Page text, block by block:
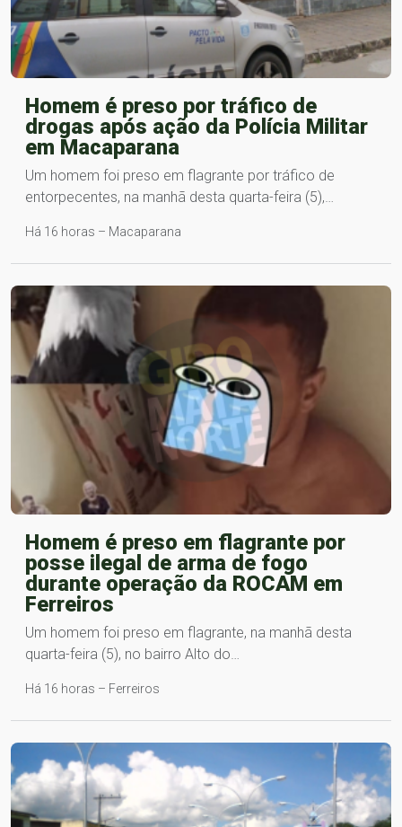
Homem é preso por tráfico de
drogas após ação da Polícia Militar
em Macaparana
Um homem foi preso em flagrante por tráfico de
entorpecentes, na manhã desta quarta-feira (5),…
Há 16 horas – Macaparana
Homem é preso em flagrante por
posse ilegal de arma de fogo
durante operação da ROCAM em
Ferreiros
Um homem foi preso em flagrante, na manhã desta
quarta-feira (5), no bairro Alto do…
Há 16 horas – Ferreiros